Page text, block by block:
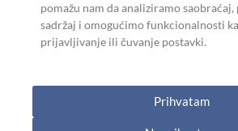
USLOVI KORIŠĆENJA
Copyright © 2026. Hidroterm
pomažu nam da analiziramo
sadržaj i omogućimo funkcionalnosti
prijavljivanje ili čuvanje postavki.
Prihvatam